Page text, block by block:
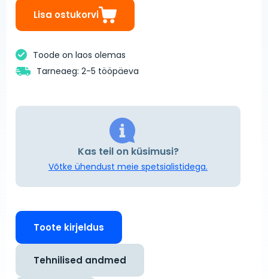
Lisa ostukorvi
Toode on laos olemas
Tarneaeg: 2-5 tööpäeva
Kas teil on küsimusi?
Võtke ühendust meie spetsialistidega.
Toote kirjeldus
Tehnilised andmed